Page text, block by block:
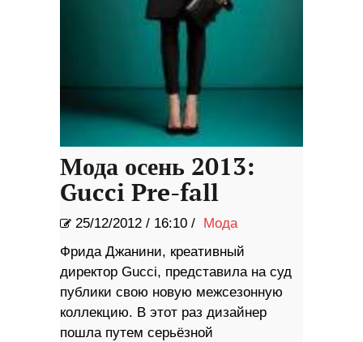
Мода осень 2013:
Gucci Pre-fall
25/12/2012 / 16:10 / Мода
Фрида Джанини, креативный
директор Gucci, представила на суд
публики свою новую межсезонную
коллекцию. В этот раз дизайнер
пошла путем серьёзной